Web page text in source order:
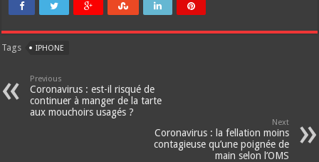
Tags IPHONE
Previous
Coronavirus : est-il risqué de
continuer à manger de la tarte
aux mouchoirs usagés ?
Next
Coronavirus : la fellation moins
contagieuse qu’une poignée de
main selon l’OMS